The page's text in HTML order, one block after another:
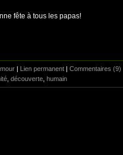
fête à tous les papas!
| Lien permanent | Commentaires (9)
découverte humain